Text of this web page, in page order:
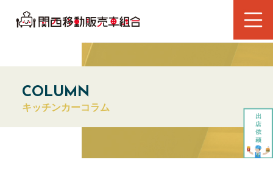
COLUMN
キッチンカーコラム